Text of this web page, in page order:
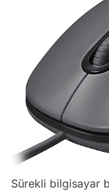
Sürekli bilgisayar